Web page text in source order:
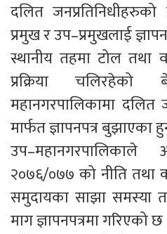
दलित
प्रमुख र उप–प्रमुखलाई
स्थानीय तहमा टोल तथा
प्रक्रिया
महानगरपालिकामा
मार्फत ज्ञापनपत्र बुझाएका
२०७६/०७७ को नीति तथा
समुदायका साझा समस्या
माग ज्ञापनपत्रमा गरिएको छ